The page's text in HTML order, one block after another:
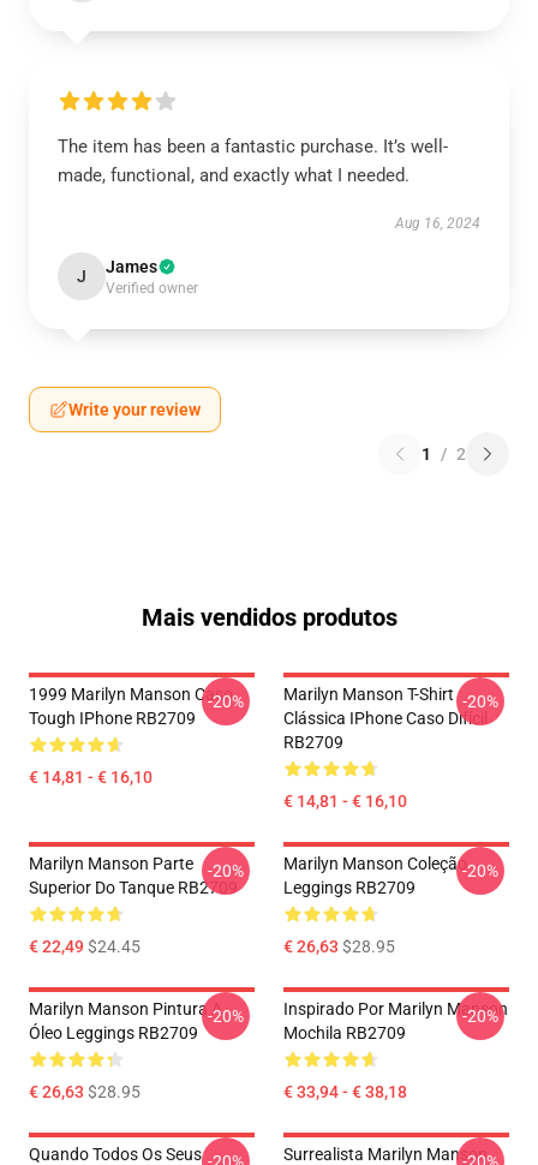
The item has been a fantastic purchase. It’s well-
made, functional, and exactly what I needed.
Aug 16, 2024
J James
Verified owner
Write your review
1 / 2
Mais vendidos produtos
1999 Marilyn Manson Caso
Tough IPhone RB2709
€ 14,81 - € 16,10
-20%
Marilyn Manson T-Shirt
Clássica IPhone Caso Difícil
RB2709
€ 14,81 - € 16,10
-20%
Marilyn Manson Parte
Superior Do Tanque RB2709
€ 22,49$24.45
-20%
Marilyn Manson Coleção
Leggings RB2709
€ 26,63 $28.95
-20%
Marilyn Manson Pintura A
Óleo Leggings RB2709
€ 26,63 $28.95
-20%
Inspirado Por Marilyn Manson
Mochila RB2709
€ 33,94 - € 38,18
-20%
Quando Todos Os Seus Surrealista Marilyn Manson